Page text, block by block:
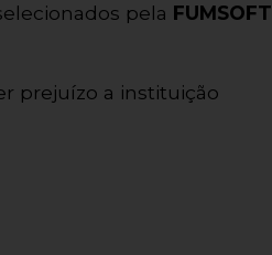
pela FUMSOFT
prejuízo a instituição